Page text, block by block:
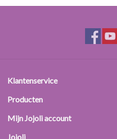
Klantenservice
Producten
Mijn Jojoli account
Jojoli